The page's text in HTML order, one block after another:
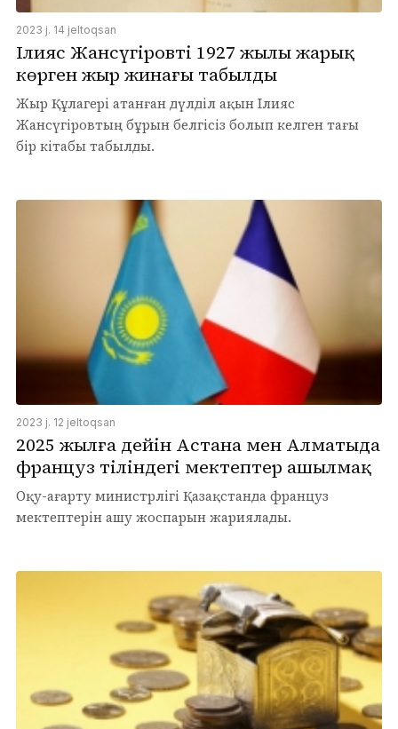
2023 j. 14 jeltoqsan
Ілияс Жансүгіровтің 1927 жылы жарық
көрген жыр жинағы табылды
Жыр Құлагері атанған дүлділ ақын Ілияс
Жансүгіровтың бұрын белгісіз болып келген тағы
бір кітабы табылды.
2023 j. 12 jeltoqsan
2025 жылға дейін Астана мен Алматыда
француз тіліндегі мектептер ашылмақ
Оқу-ағарту министрлігі Қазақстанда француз
мектептерін ашу жоспарын жариялады.